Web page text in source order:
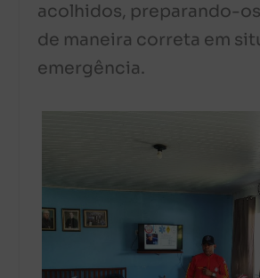
acolhidos, preparando-
de maneira correta em
emergência.